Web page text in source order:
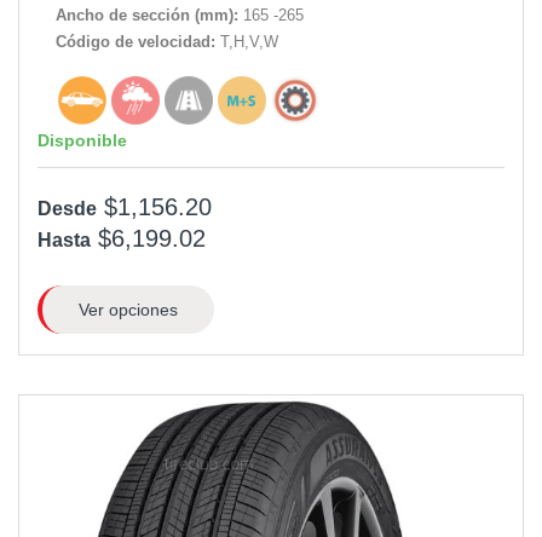
Ancho de sección (mm): 165 -265
Código de velocidad: T,H,V,W
Disponible
Desde $1,156.20
Hasta $6,199.02
Ver opciones